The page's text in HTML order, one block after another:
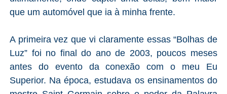
que um automóvel que ia à minha frente.
A primeira vez que vi claramente essas “Bolhas de
Luz” foi no final do ano de 2003, poucos meses
antes do evento da conexão com o meu Eu
Superior. Na época, estudava os ensinamentos do